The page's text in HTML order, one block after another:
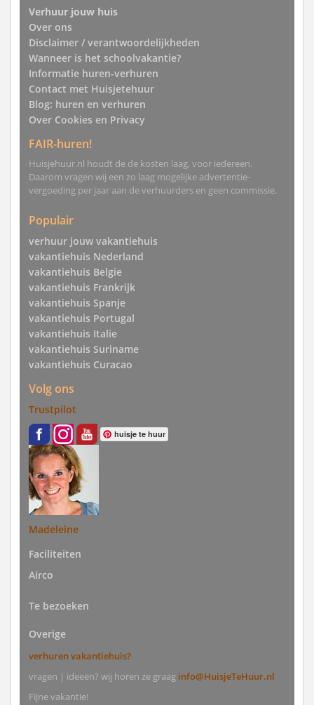
Verhuur jouw huis
Over ons
Disclaimer / verantwoordelijkheden
Wanneer is het schoolvakantie?
Informatie huren-verhuren
Contact met Huisjetehuur
Blog: huren en verhuren
Over Cookies en Privacy
FAIR-huren!
Huisjehuur.nl houdt de de kosten laag, voor iedereen.
Daarom vragen wij een zo laag mogelijke advertentie-
vergoeding per jaar aan de verhuurders en geen commissie.
Populair
verhuur jouw vakantiehuis
vakantiehuis Nederland
vakantiehuis Belgie
vakantiehuis Frankrijk
vakantiehuis Spanje
vakantiehuis Portugal
vakantiehuis Italie
vakantiehuis Suriname
vakantiehuis Curacao
Volg ons
Trustpilot
huisje te huur
Madeleine
Faciliteiten
Airco
Te bezoeken
Overige
verhuren vakantiehuis?
vragen | ideeën? wij horen ze graag info@HuisjeTeHuur.nl
Fijne vakantie!